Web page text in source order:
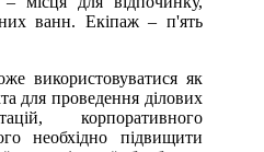
ванн. Екіпаж – п'ять
використовуватися як
для проведення ділових
корпоративного
необхідно підвищити